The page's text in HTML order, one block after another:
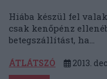
Hiába készül fel
csak kenőpénz
betegszállítást, ha...
ÁTLÁTSZÓ 2013.